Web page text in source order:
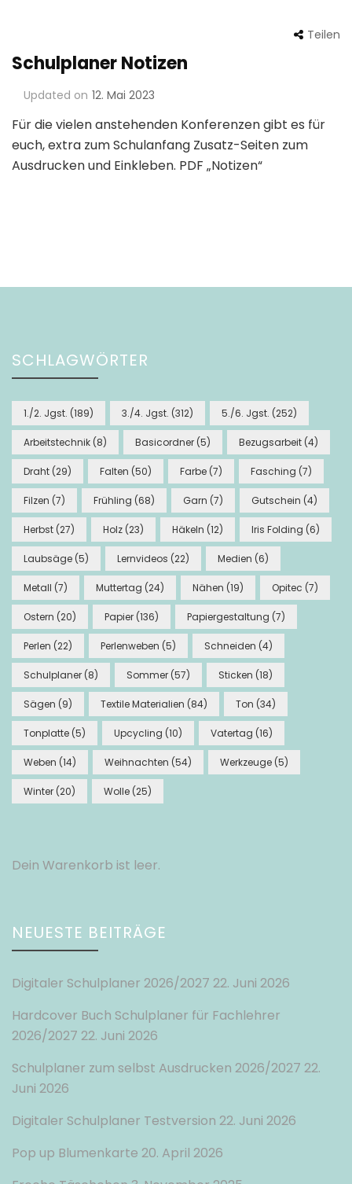
Teilen
Schulplaner Notizen
Updated on 12. Mai 2023
Für die vielen anstehenden Konferenzen gibt es für
euch, extra zum Schulanfang Zusatz-Seiten zum
Ausdrucken und Einkleben. PDF „Notizen“
SCHLAGWÖRTER
1./2. Jgst. (189) 3./4. Jgst. (312) 5./6. Jgst. (252)
Arbeitstechnik (8) Basicordner (5) Bezugsarbeit (4)
Draht (29) Falten (50) Farbe (7) Fasching (7)
Filzen (7) Frühling (68) Garn (7) Gutschein (4)
Herbst (27) Holz (23) Häkeln (12) Iris Folding (6)
Laubsäge (5) Lernvideos (22) Medien (6)
Metall (7) Muttertag (24) Nähen (19) Opitec (7)
Ostern (20) Papier (136) Papiergestaltung (7)
Perlen (22) Perlenweben (5) Schneiden (4)
Schulplaner (8) Sommer (57) Sticken (18)
Sägen (9) Textile Materialien (84) Ton (34)
Tonplatte (5) Upcycling (10) Vatertag (16)
Weben (14) Weihnachten (54) Werkzeuge (5)
Winter (20) Wolle (25)
Dein Warenkorb ist leer.
NEUESTE BEITRÄGE
Digitaler Schulplaner 2026/2027 22. Juni 2026
Hardcover Buch Schulplaner für Fachlehrer
2026/2027 22. Juni 2026
Schulplaner zum selbst Ausdrucken 2026/2027 22.
Juni 2026
Digitaler Schulplaner Testversion 22. Juni 2026
Pop up Blumenkarte 20. April 2026